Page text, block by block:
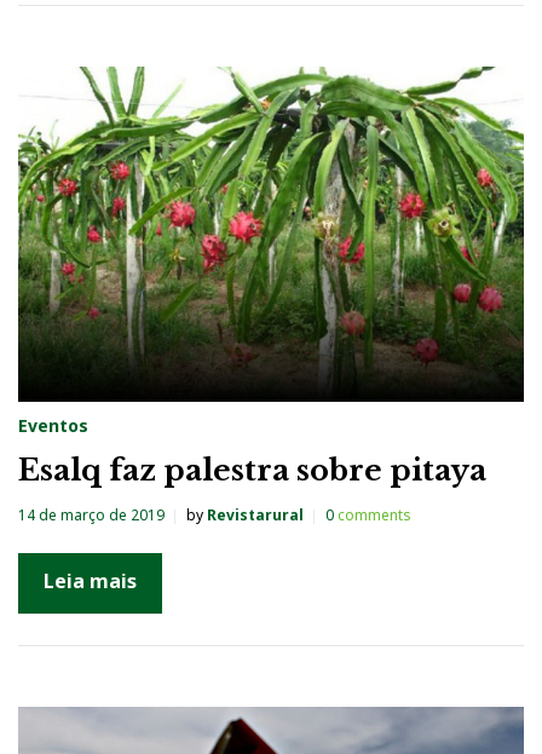
Eventos
Esalq faz palestra sobre pitaya
14 de março de 2019 by Revistarural 0comments
Leia mais